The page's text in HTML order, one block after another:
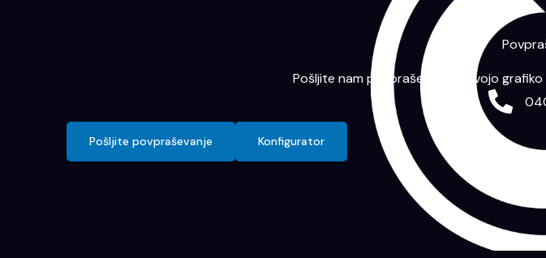
Pošljite nam povpraševanje s svojo
Pošljite povpraševanje Konfigurator